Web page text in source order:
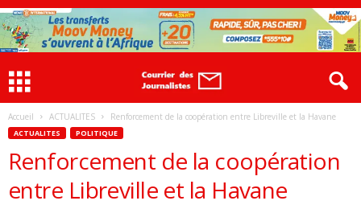
Accueil ACTUALITES Renforcement de la coopération entre Libreville et la Havane
ACTUALITES POLITIQUE
Renforcement de la coopération
entre Libreville et la Havane